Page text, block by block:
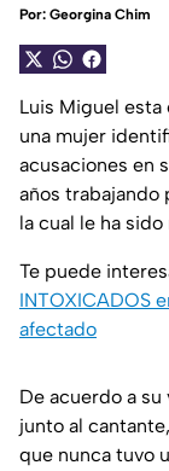
Por: Georgina Chim
Luis Miguel esta
una mujer
acusaciones en
años trabajando
la cual le ha sido
Te puede
INTOXICADOS
afectado
De acuerdo a
junto al
que nunca tuvo